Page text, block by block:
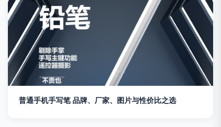
普通手机手写笔 品牌、厂家、图片与性价比之选